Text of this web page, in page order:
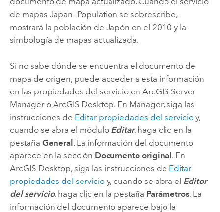
de mapas Japan_Population se sobrescribe,
mostrará la población de Japón en el 2010 y la
simbología de mapas actualizada.
Si no sabe dónde se encuentra el documento de
mapa de origen, puede acceder a esta información
en las propiedades del servicio en ArcGIS Server
Manager o ArcGIS Desktop. En Manager, siga las
instrucciones de Editar propiedades del servicioy,
cuando se abra el módulo Editar, haga clic en la
pestaña General. La información del documento
aparece en la sección Documento original. En
ArcGIS Desktop, siga las instrucciones de Editar
propiedades del servicioy, cuando se abra el Editor
del servicio, haga clic en la pestaña Parámetros. La
información del documento aparece bajo la